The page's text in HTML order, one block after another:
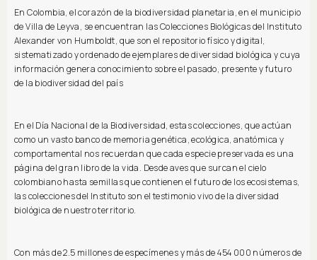
En Colombia, el corazón de la biodiversidad planetaria, en el municipio
de Villa de Leyva, se encuentran las Colecciones Biológicas del Instituto
Alexander von Humboldt, que son el repositorio físico y digital,
sistematizado y ordenado de ejemplares de diversidad biológica y cuya
información genera conocimiento sobre el pasado, presente y futuro
de la biodiversidad del país
En el Día Nacional de la Biodiversidad, estas colecciones, que actúan
como un vasto banco de memoria genética, ecológica, anatómica y
comportamental nos recuerdan que cada especie preservada es una
página del gran libro de la vida. Desde aves que surcan el cielo
colombiano hasta semillas que contienen el futuro de los ecosistemas,
las colecciones del Instituto son el testimonio vivo de la diversidad
biológica de nuestro territorio.
Con más de 2.5 millones de especímenes y más de 454 000 números de